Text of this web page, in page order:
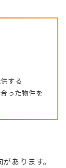
する
った物件を
あります。